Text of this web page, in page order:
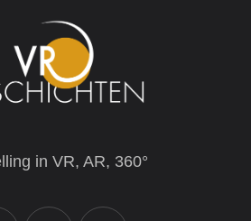
in VR, AR, 360°